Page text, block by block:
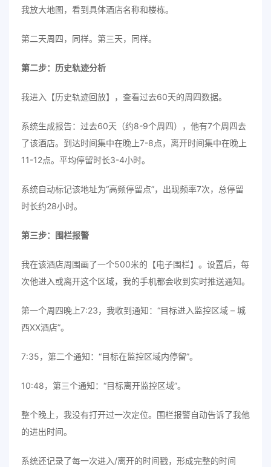
我放大地图，看到具体酒店名称和楼栋。
第二天周四，同样。第三天，同样。
第二步：历史轨迹分析
我进入【历史轨迹回放】，查看过去60天的周四数据。
系统生成报告：过去60天（约8-9个周四），他有7个周四去
了该酒店。到达时间集中在晚上7-8点，离开时间集中在晚上
11-12点。平均停留时长3-4小时。
系统自动标记该地址为“高频停留点”，出现频率7次，总停留
时长约28小时。
第三步：围栏报警
我在该酒店周围画了一个500米的【电子围栏】。设置后，每
次他进入或离开这个区域，我的手机都会收到实时推送通知。
第一个周四晚上7:23，我收到通知：“目标进入监控区域 – 城
西XX酒店”。
7:35，第二个通知：“目标在监控区域内停留”。
10:48，第三个通知：“目标离开监控区域”。
整个晚上，我没有打开过一次定位。围栏报警自动告诉了我他
的进出时间。
系统还记录了每一次进入/离开的时间戳，形成完整的时间